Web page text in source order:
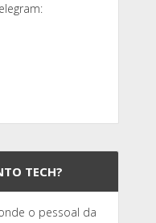
TECH?
o pessoal da